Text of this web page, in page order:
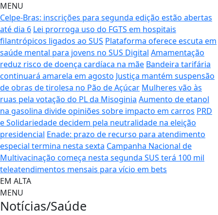
MENU
Celpe-Bras: inscrições para segunda edição estão abertas
até dia 6 Lei prorroga uso do FGTS em hospitais
filantrópicos ligados ao SUS Plataforma oferece escuta em
saúde mental para jovens no SUS Digital Amamentação
reduz risco de doença cardíaca na mãe Bandeira tarifária
continuará amarela em agosto Justiça mantém suspensão
de obras de tirolesa no Pão de Açúcar Mulheres vão às
ruas pela votação do PL da Misoginia Aumento de etanol
na gasolina divide opiniões sobre impacto em carros PRD
e Solidariedade decidem pela neutralidade na eleição
presidencial Enade: prazo de recurso para atendimento
especial termina nesta sexta Campanha Nacional de
Multivacinação começa nesta segunda SUS terá 100 mil
teleatendimentos mensais para vício em bets
EM ALTA
MENU
Notícias/Saúde